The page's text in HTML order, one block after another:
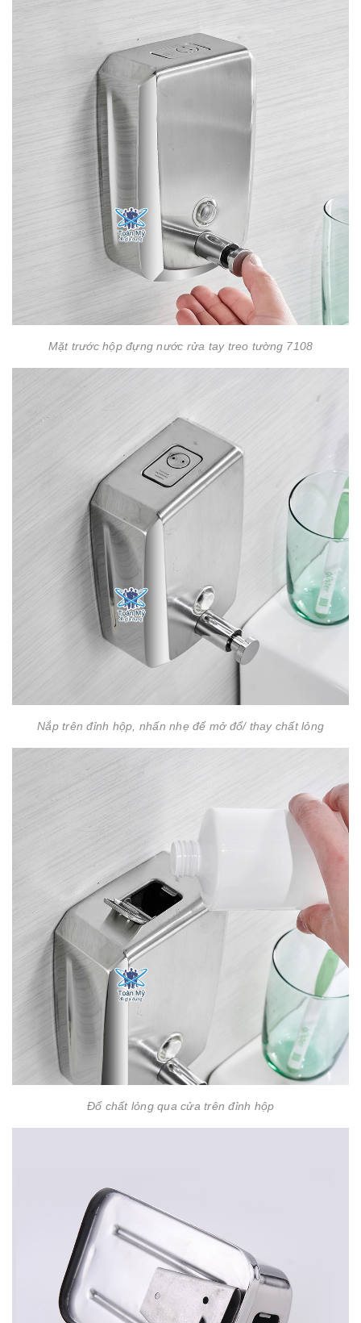
Mặt trước hộp đựng nước rửa tay treo tường 7108
Nắp trên đỉnh hộp, nhấn nhẹ để mở đổ/ thay chất lỏng
Đổ chất lỏng qua cửa trên đỉnh hộp